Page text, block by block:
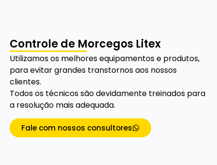
Controle de Morcegos Litex
Utilizamos os melhores equipamentos e produtos,
para evitar grandes transtornos aos nossos
clientes.
Todos os técnicos são devidamente treinados para
a resolução mais adequada.
Fale com nossos consultores